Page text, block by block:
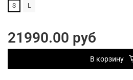
S L
21990.00 руб
В корзину